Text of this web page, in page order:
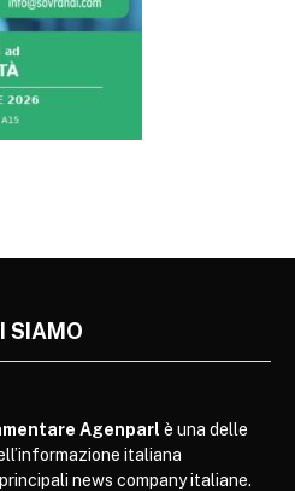
SIAMO
Agenparl è una delle
italiana
news company italiane.